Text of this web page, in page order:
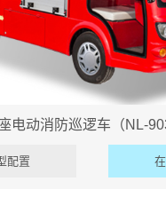
电动消防巡逻车（NL-
配置